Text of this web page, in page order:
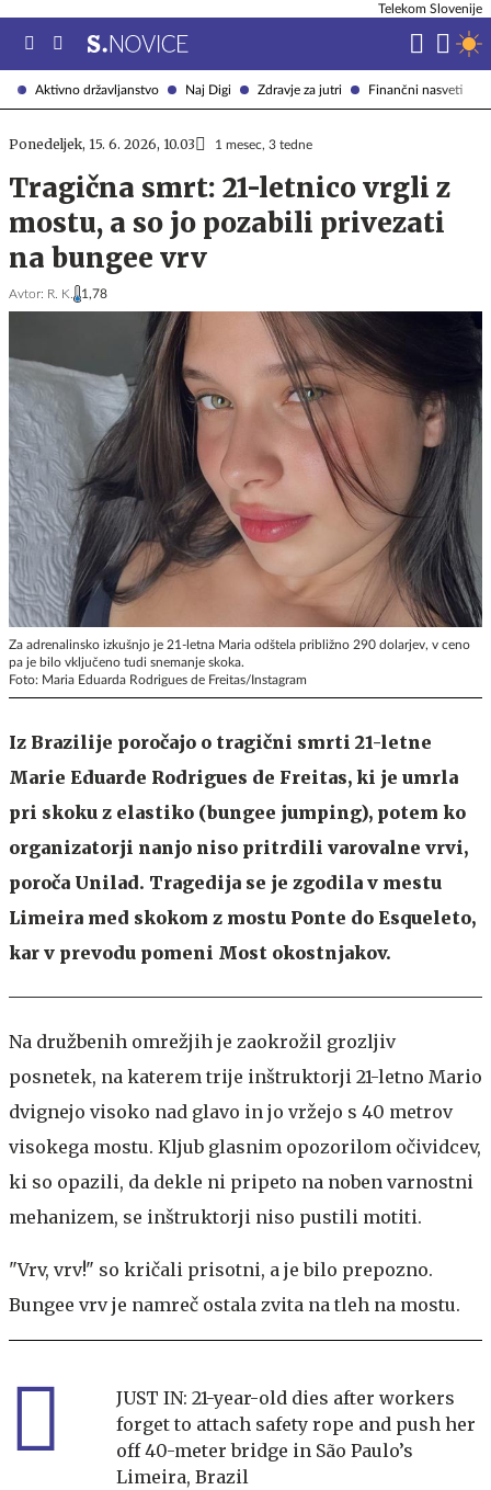
Aktivno državljanstvo Naj Digi Zdravje za jutri Finančni nasveti
Telekom Slovenije
Ponedeljek, 15. 6. 2026, 10.03 1 mesec, 3 tedne
Tragična smrt: 21-letnico vrgli z
mostu, a so jo pozabili privezati
na bungee vrv
Avtor: R. K. 1,78
Za adrenalinsko izkušnjo je 21-letna Maria odštela približno 290 dolarjev, v ceno
pa je bilo vključeno tudi snemanje skoka.
Foto: Maria Eduarda Rodrigues de Freitas/Instagram
Iz Brazilije poročajo o tragični smrti 21-letne
Marie Eduarde Rodrigues de Freitas, ki je umrla
pri skoku z elastiko (bungee jumping), potem ko
organizatorji nanjo niso pritrdili varovalne vrvi,
poroča Unilad. Tragedija se je zgodila v mestu
Limeira med skokom z mostu Ponte do Esqueleto,
kar v prevodu pomeni Most okostnjakov.
Na družbenih omrežjih je zaokrožil grozljiv
posnetek, na katerem trije inštruktorji 21-letno Mario
dvignejo visoko nad glavo in jo vržejo s 40 metrov
visokega mostu. Kljub glasnim opozorilom očividcev,
ki so opazili, da dekle ni pripeto na noben varnostni
mehanizem, se inštruktorji niso pustili motiti.
"Vrv, vrv!" so kričali prisotni, a je bilo prepozno.
Bungee vrv je namreč ostala zvita na tleh na mostu.
JUST IN: 21-year-old dies after workers
forget to attach safety rope and push her
off 40-meter bridge in São Paulo’s
Limeira, Brazil